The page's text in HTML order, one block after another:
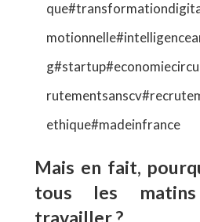
que
motionnelle
g#startup
rutementsanscv
ethique#madeinfrance
Mais en fait,
tous les
travailler ?